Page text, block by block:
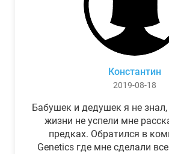
Константин
2019-08-18
Бабушек и дедушек я не знал,
жизни не успели мне
предках. Обратился в
Genetics где мне сделали